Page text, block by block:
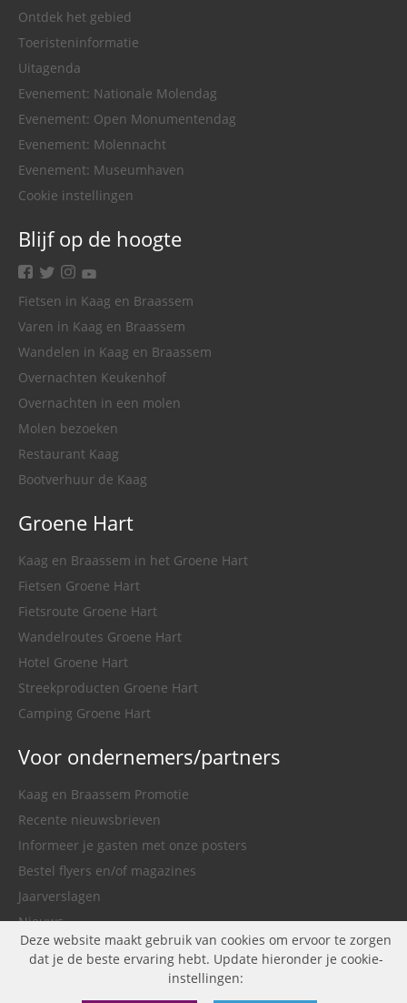
Deze website maakt gebruik van cookies om ervoor te zorgen
dat je de beste ervaring hebt. Update hieronder je cookie-
instellingen:
Ontdek het gebied
Toeristeninformatie
Uitagenda
Evenement: Nationale Molendag
Evenement: Open Monumentendag
Evenement: Molennacht
Evenement: Museumhaven
Cookie instellingen
Blijf op de hoogte
facebook
twitterinstagram
youtube
Fietsen in Kaag en Braassem
Varen in Kaag en Braassem
Wandelen in Kaag en Braassem
Overnachten Keukenhof
Overnachten in een molen
Molen bezoeken
Restaurant Kaag
Bootverhuur de Kaag
Groene Hart
Kaag en Braassem in het Groene Hart
Fietsen Groene Hart
Fietsroute Groene Hart
Wandelroutes Groene Hart
Hotel Groene Hart
Streekproducten Groene Hart
Camping Groene Hart
Voor ondernemers/partners
Kaag en Braassem Promotie
Recente nieuwsbrieven
Informeer je gasten met onze posters
Bestel flyers en/of magazines
Jaarverslagen
Nieuws
Gemeente Kaag en Braassem